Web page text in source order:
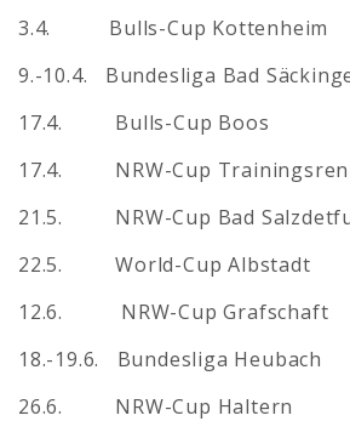
3.4. Bulls-Cup Kottenheim
9.-10.4. Bundesliga Bad
17.4. Bulls-Cup Boos
17.4. NRW-Cup
21.5. NRW-Cup Bad
22.5. World-Cup Albstadt
12.6. NRW-Cup Grafschaft
18.-19.6. Bundesliga Heubach
26.6. NRW-Cup Haltern